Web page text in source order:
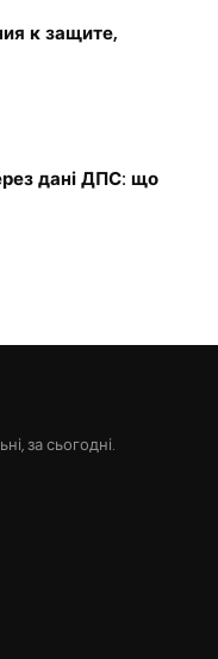
к защите,
дані ДПС: що
за сьогодні.